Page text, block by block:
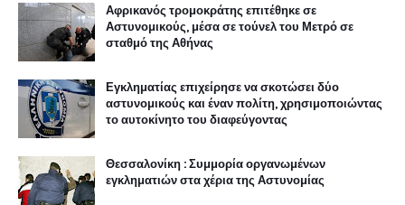
Αφρικανός τρομοκράτης επιτέθηκε σε
Αστυνομικούς, μέσα σε τούνελ του Μετρό σε
σταθμό της Αθήνας
Εγκληματίας επιχείρησε να σκοτώσει δύο
αστυνομικούς και έναν πολίτη, χρησιμοποιώντας
το αυτοκίνητο του διαφεύγοντας
Θεσσαλονίκη : Συμμορία οργανωμένων
εγκληματιών στα χέρια της Αστυνομίας